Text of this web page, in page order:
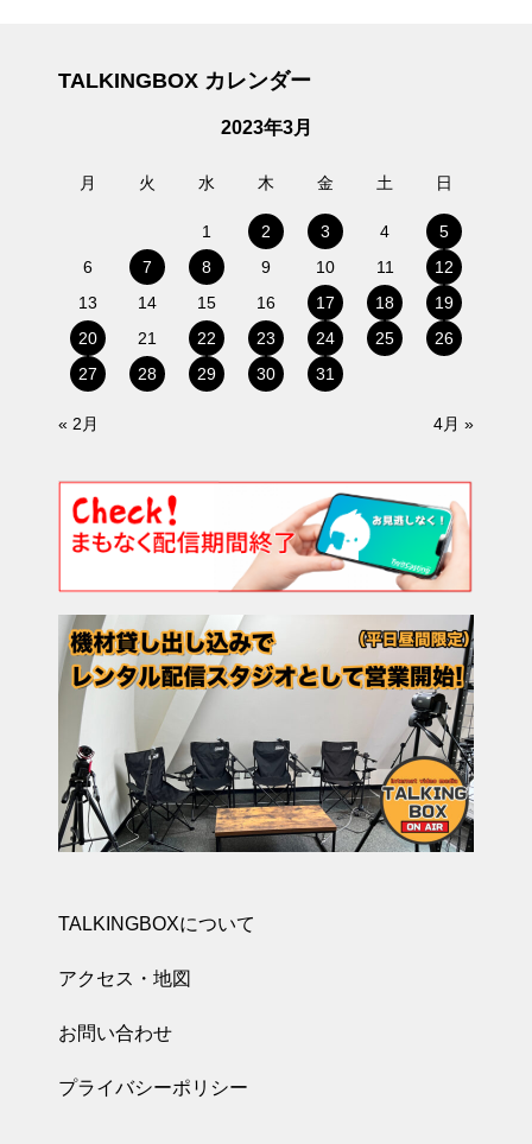
TALKINGBOX カレンダー
2023年3月
月 火 水 木 金 土 日
1 2 3 4
5
6
7 8 9 10 11
12
13
14 15 16 17 18
19
20
21 22 23 24 25
26
27
28 29 30 31
« 2月 4月 »
TALKINGBOXについて
アクセス・地図
お問い合わせ
プライバシーポリシー